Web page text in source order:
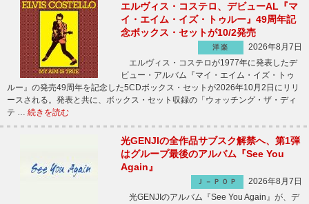
エルヴィス・コステロ、デビューAL『マ
イ・エイム・イズ・トゥルー』49周年記
念ボックス・セットが10/2発売
洋楽
2026年8月7日
エルヴィス・コステロが1977年に発表したデ
ビュー・アルバム『マイ・エイム・イズ・トゥ
ルー』の発売49周年を記念した5CDボックス・セットが2026年10月2日にリリ
ースされる。発表と共に、ボックス・セット収録の「ウォッチング・ザ・ディ
テ … 続きを読む
光GENJIの全作品サブスク解禁へ、第1弾
はグループ最後のアルバム『See You
Again』
Ｊ－ＰＯＰ
2026年8月7日
光GENJIのアルバム『See You Again』が、デ